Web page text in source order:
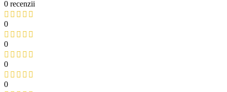
0 recenzii
0
0
0
0